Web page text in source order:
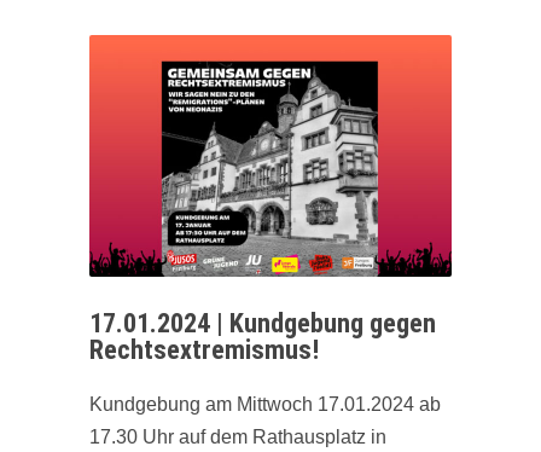
17.01.2024 | Kundgebung gegen
Rechtsextremismus!
Kundgebung am Mittwoch 17.01.2024 ab
17.30 Uhr auf dem Rathausplatz in